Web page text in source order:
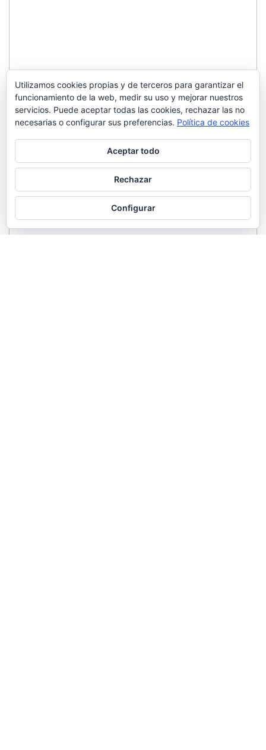
Utilizamos cookies propias y de terceros para garantizar el
funcionamiento de la web, medir su uso y mejorar nuestros
servicios. Puede aceptar todas las cookies, rechazar las no
necesarias o configurar sus preferencias. Política de cookies
Aceptar todo
Rechazar
Configurar